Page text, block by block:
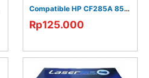
Compatible HP CF285A 85A P1102
Rp125.000